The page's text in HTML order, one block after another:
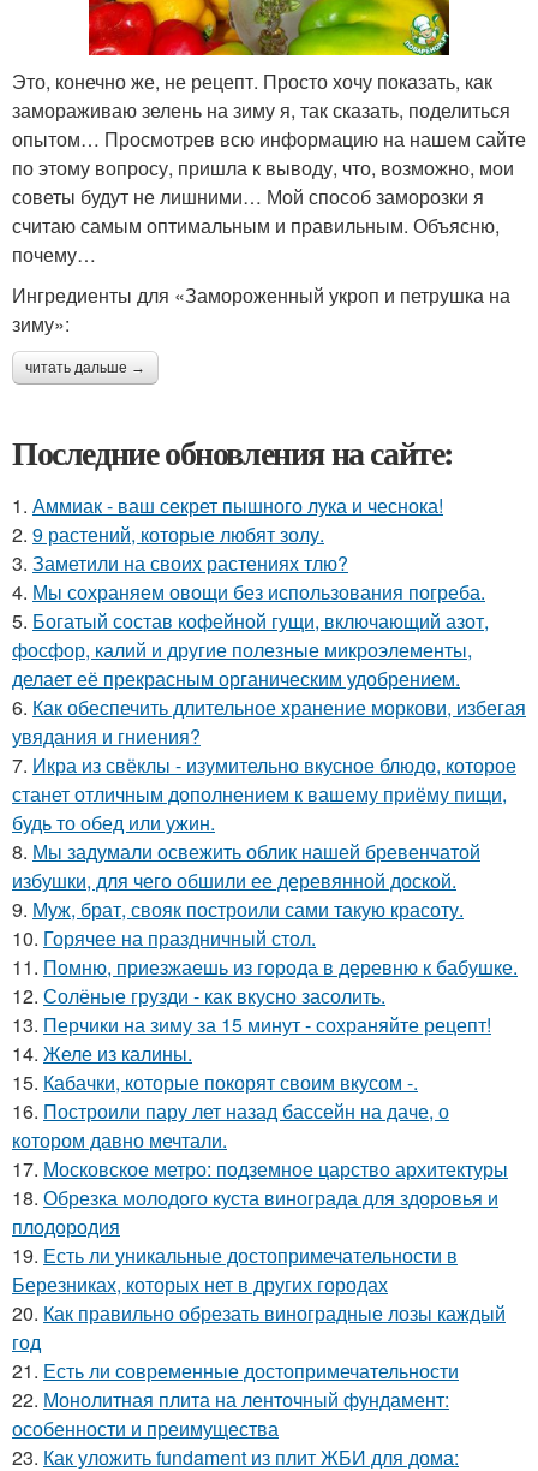
Это, конечно же, не рецепт. Просто хочу показать, как
замораживаю зелень на зиму я, так сказать, поделиться
опытом… Просмотрев всю информацию на нашем сайте
по этому вопросу, пришла к выводу, что, возможно, мои
советы будут не лишними… Мой способ заморозки я
считаю самым оптимальным и правильным. Объясню,
почему…
Ингредиенты для «Замороженный укроп и петрушка на
зиму»:
читать дальше →
Последние обновления на сайте:
1. Аммиак - ваш секрет пышного лука и чеснока!
2. 9 растений, которые любят золу.
3. Заметили на своих растениях тлю?
4. Мы сохраняем овощи без использования погреба.
5. Богатый состав кофейной гущи, включающий азот,
фосфор, калий и другие полезные микроэлементы,
делает её прекрасным органическим удобрением.
6. Как обеспечить длительное хранение моркови, избегая
увядания и гниения?
7. Икра из свёклы - изумительно вкусное блюдо, которое
станет отличным дополнением к вашему приёму пищи,
будь то обед или ужин.
8. Мы задумали освежить облик нашей бревенчатой
избушки, для чего обшили ее деревянной доской.
9. Муж, брат, свояк построили сами такую красоту.
10. Горячее на праздничный стол.
11. Помню, приезжаешь из города в деревню к бабушке.
12. Солёные грузди - как вкусно засолить.
13. Перчики на зиму за 15 минут - сохраняйте рецепт!
14. Желе из калины.
15. Кабачки, которые покорят своим вкусом -.
16. Построили пару лет назад бассейн на даче, о
котором давно мечтали.
17. Московское метро: подземное царство архитектуры
18. Обрезка молодого куста винограда для здоровья и
плодородия
19. Есть ли уникальные достопримечательности в
Березниках, которых нет в других городах
20. Как правильно обрезать виноградные лозы каждый
год
21. Есть ли современные достопримечательности
22. Монолитная плита на ленточный фундамент:
особенности и преимущества
23. Как уложить fundament из плит ЖБИ для дома: